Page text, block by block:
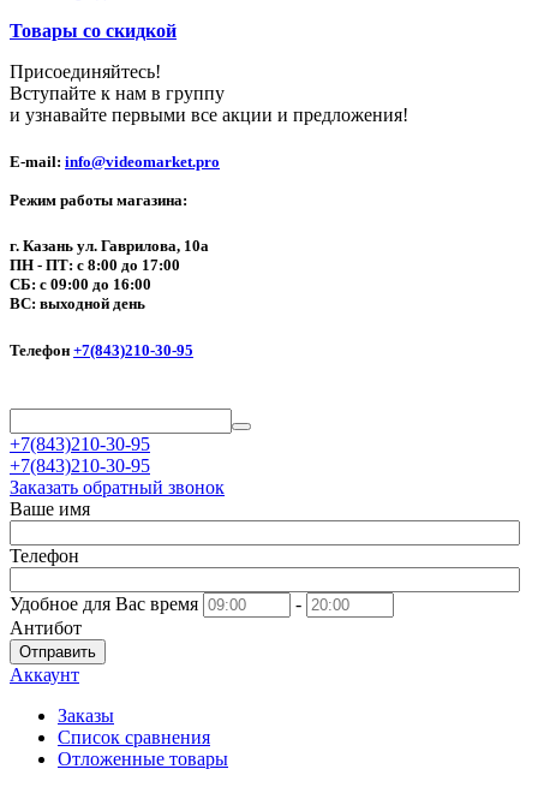
Товары со скидкой
Присоединяйтесь!
Вступайте к нам в группу
и узнавайте первыми все акции и предложения!
E-mail: info@videomarket.pro
Режим работы магазина:
г. Казань ул. Гаврилова, 10а
ПН - ПТ: с 8:00 до 17:00
СБ: с 09:00 до 16:00
ВС: выходной день
Телефон +7(843)210-30-95
+7(843)210-30-95
+7(843)210-30-95
Заказать обратный звонок
Ваше имя
Телефон
Удобное для Вас время
-
Антибот
Отправить
Аккаунт
Заказы
Список сравнения
Отложенные товары